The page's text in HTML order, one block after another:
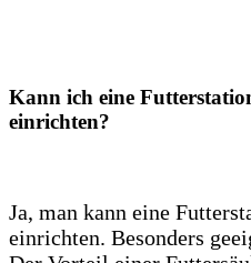
Kann ich eine
einrichten?
Ja, man kann eine
einrichten. Besonders